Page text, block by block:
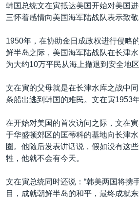
重要讲话与声明
南中国海争端
关注西藏
GEN Z 看美国
韩国总统文在寅抵达美国开始对美国
三怀着感情向美国海军陆战队表示致敬
1950年，在协助金日成政权进行侵略
鲜半岛之际，美国海军陆战队在长津
为大约10万平民从海上撤退到安全地
文在寅的父母就是在长津水库之战中
条船出逃到韩国的难民。文在寅1953
在开始对美国的首次访问之际，文在
于华盛顿郊区的匡蒂科的基地向长津
圈。他随后发表讲话说，假如没有这
牲，他就不会有今天。
文在寅总统同时还说：“韩美两国将携
目，成就朝鲜半岛的和平，最终成就